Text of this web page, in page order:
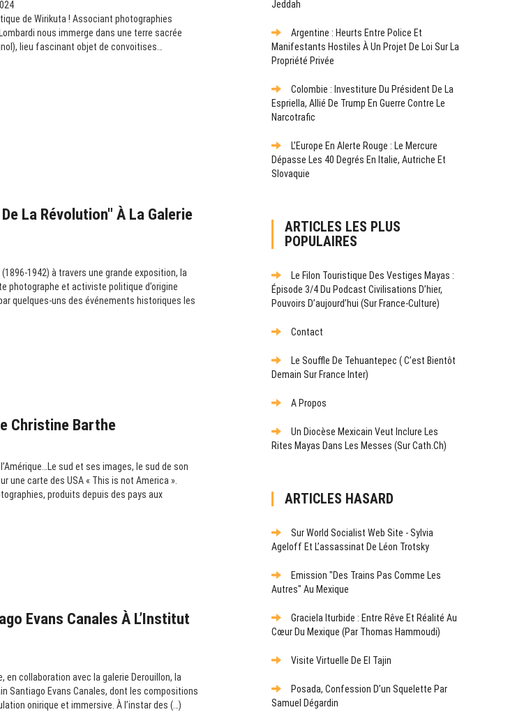
de Wirikuta ! Associant photographies
nous immerge dans une terre sacrée
lieu fascinant objet de convoitises…
La Révolution" À La Galerie
1942) à travers une grande exposition, la
photographe et activiste politique d’origine
quelques-uns des événements historiques les
Christine Barthe
sud et ses images, le sud de son
une carte des USA « This is not America ».
produits depuis des pays aux
Evans Canales À L’Institut
en collaboration avec la galerie Derouillon, la
Santiago Evans Canales, dont les compositions
onirique et immersive. À l’instar des (…)
Jeddah
Argentine : Heurts Entre Police Et
Manifestants Hostiles À Un Projet De Loi Sur La
Propriété Privée
Colombie : Investiture Du Président De La
Espriella, Allié De Trump En Guerre Contre Le
Narcotrafic
L’Europe En Alerte Rouge : Le Mercure
Dépasse Les 40 Degrés En Italie, Autriche Et
Slovaquie
ARTICLES LES PLUS
POPULAIRES
Le Filon Touristique Des Vestiges Mayas :
Épisode 3/4 Du Podcast Civilisations D’hier,
Pouvoirs D’aujourd’hui (sur France-Culture)
Contact
Le Souffle De Tehuantepec ( C’est Bientôt
Demain Sur France Inter)
A Propos
Un Diocèse Mexicain Veut Inclure Les
Rites Mayas Dans Les Messes (sur Cath.ch)
ARTICLES HASARD
Sur World Socialist Web Site - Sylvia
Ageloff Et L’assassinat De Léon Trotsky
Emission "Des Trains Pas Comme Les
Autres" Au Mexique
Graciela Iturbide : Entre Rêve Et Réalité Au
Cœur Du Mexique (par Thomas Hammoudi)
Visite Virtuelle De El Tajin
Posada, Confession D’un Squelette Par
Samuel Dégardin